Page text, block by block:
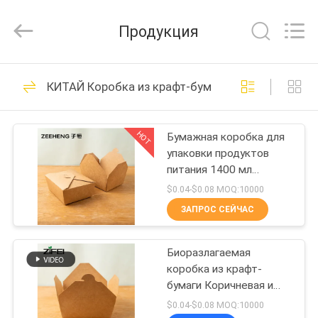
ДОМ
ПРОДУКТЫ
НАС
ПУТЕШЕСТВИЕ
ФАБРИКИ
ПРОВЕРКА
Protection
Technology
All
Reserved.
Шары Крафт
бумажные
133
Прямоугольная
бумажная миска
10
Продукция
КИТАЙ Коробка из крафт-бумаги с окном
HOT
Бумажная коробка для
упаковки продуктов
питания 1400 мл
Экологически чистые
$0.04-$0.08 MOQ:10000
ЗАПРОС СЕЙЧАС
Биоразлагаемая
коробка из крафт-
бумаги Коричневая и
белая экологически
$0.04-$0.08 MOQ:10000